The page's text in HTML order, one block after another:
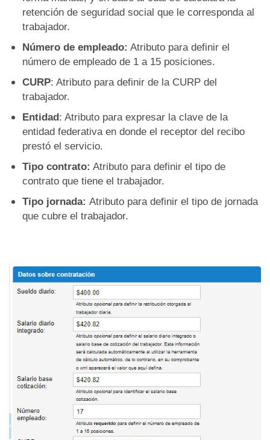
retención de seguridad social que le corresponda al
trabajador.
Número de empleado: Atributo para definir el
número de empleado de 1 a 15 posiciones.
CURP: Atributo para definir de la CURP del
trabajador.
Entidad : Atributo para expresar la clave de la
entidad federativa en donde el receptor del recibo
prestó el servicio.
Tipo contrato: Atributo para definir el tipo de
contrato que tiene el trabajador.
Tipo jornada: Atributo para definir el tipo de jornada
que cubre el trabajador.